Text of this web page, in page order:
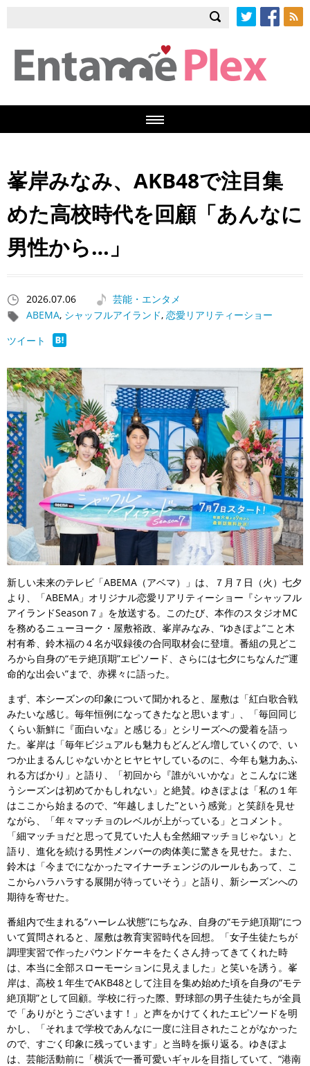
峯岸みなみ、AKB48で注目集
めた高校時代を回顧「あんなに
男性から…」
2026.07.06
芸能・エンタメ
ABEMA, シャッフルアイランド, 恋愛リアリティーショー
ツイート
新しい未来のテレビ「ABEMA（アベマ）」は、７月７日（火）七夕
より、「ABEMA」オリジナル恋愛リアリティーショー『シャッフル
アイランドSeason７』を放送する。このたび、本作のスタジオMC
を務めるニューヨーク・屋敷裕政、峯岸みなみ、“ゆきぽよ”こと木
村有希、鈴木福の４名が収録後の合同取材会に登壇。番組の見どこ
ろから自身の“モテ絶頂期”エピソード、さらには七夕にちなんだ“運
命的な出会い”まで、赤裸々に語った。
まず、本シーズンの印象について聞かれると、屋敷は「紅白歌合戦
みたいな感じ。毎年恒例になってきたなと思います」、「毎回同じ
くらい新鮮に『面白いな』と感じる」とシリーズへの愛着を語っ
た。峯岸は「毎年ビジュアルも魅力もどんどん増していくので、い
つか止まるんじゃないかとヒヤヒヤしているのに、今年も魅力あふ
れる方ばかり」と語り、「初回から『誰がいいかな』とこんなに迷
うシーズンは初めてかもしれない」と絶賛。ゆきぽよは「私の１年
はここから始まるので、“年越しました”という感覚」と笑顔を見せ
ながら、「年々マッチョのレベルが上がっている」とコメント。
「細マッチョだと思って見ていた人も全然細マッチョじゃない」と
語り、進化を続ける男性メンバーの肉体美に驚きを見せた。また、
鈴木は「今までになかったマイナーチェンジのルールもあって、こ
こからハラハラする展開が待っていそう」と語り、新シーズンへの
期待を寄せた。
番組内で生まれる“ハーレム状態”にちなみ、自身の“モテ絶頂期”につ
いて質問されると、屋敷は教育実習時代を回想。「女子生徒たちが
調理実習で作ったパウンドケーキをたくさん持ってきてくれた時
は、本当に全部スローモーションに見えました」と笑いを誘う。峯
岸は、高校１年生でAKB48として注目を集め始めた頃を自身の“モテ
絶頂期”として回顧。学校に行った際、野球部の男子生徒たちが全員
で「ありがとうございます！」と声をかけてくれたエピソードを明
かし、「それまで学校であんなに一度に注目されたことがなかった
ので、すごく印象に残っています」と当時を振り返る。ゆきぽよ
は、芸能活動前に「横浜で一番可愛いギャルを目指していて、“港南